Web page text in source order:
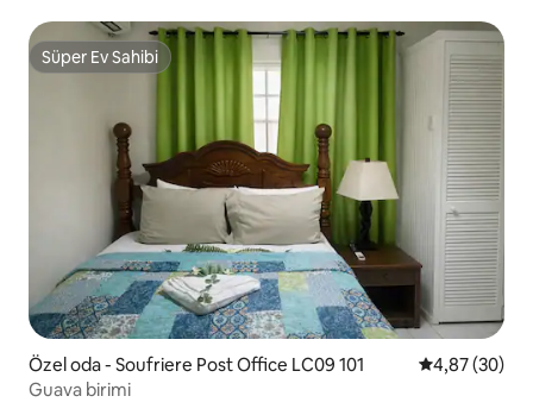
Süper Ev Sahibi
Süper Ev Sahibi
Özel oda - Soufriere Post Office LC09 101 5 üzerinden
4,87 (30)
Guava birimi